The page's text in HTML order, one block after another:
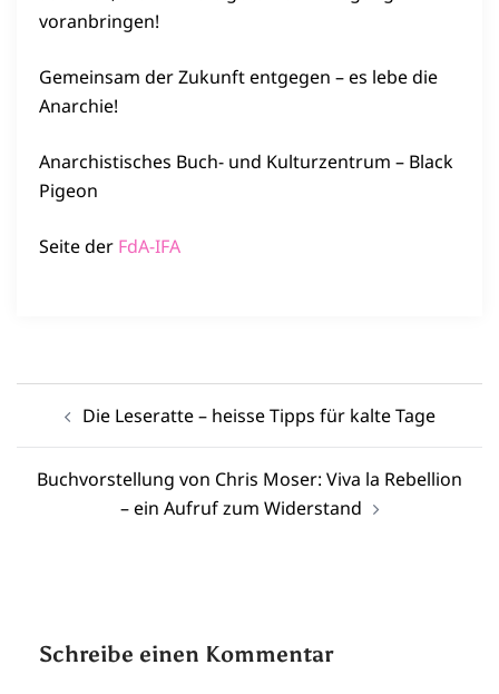
voranbringen!
Gemeinsam der Zukunft entgegen – es lebe die
Anarchie!
Anarchistisches Buch- und Kulturzentrum – Black
Pigeon
Seite der FdA-IFA
Beitragsnavigation
Die Leseratte – heisse Tipps für kalte Tage
Buchvorstellung von Chris Moser: Viva la Rebellion
– ein Aufruf zum Widerstand
Schreibe einen Kommentar